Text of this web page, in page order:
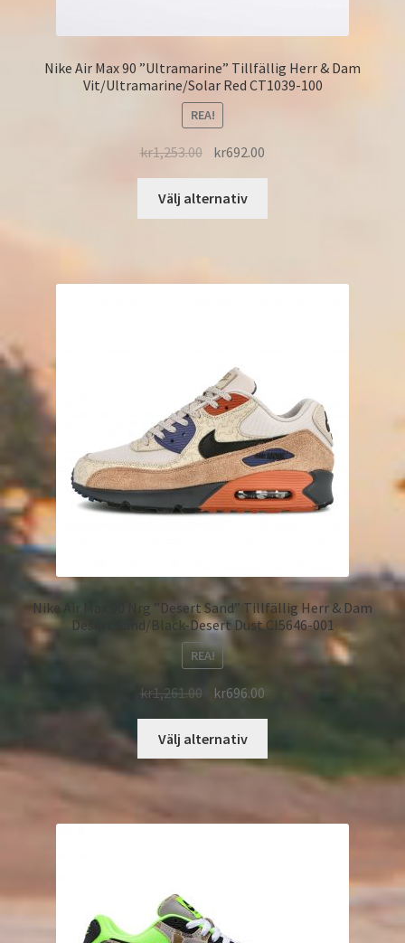
Nike Air Max 90 ”Ultramarine” Tillfällig Herr & Dam
Vit/Ultramarine/Solar Red CT1039-100
REA!
kr1,253.00 kr692.00
Välj alternativ
Nike Air Max 90 Nrg ”Desert Sand” Tillfällig Herr & Dam
Desert Sand/Black-Desert Dust CI5646-001
REA!
kr1,261.00 kr696.00
Välj alternativ